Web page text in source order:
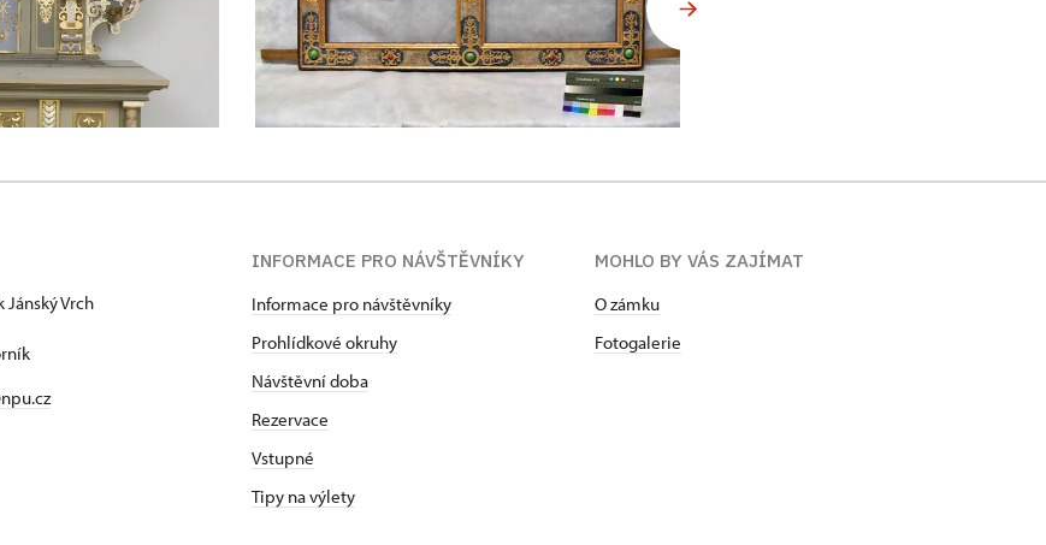
Jánský Vrch
INFORMACE PRO NÁVŠTĚVNÍKY
Informace pro návštěvníky
Prohlídkové okruhy
Návštěvní doba
Rezervace
Vstupné
Tipy na výlety
MOHLO BY VÁS ZAJÍMAT
O zámku
Fotogalerie